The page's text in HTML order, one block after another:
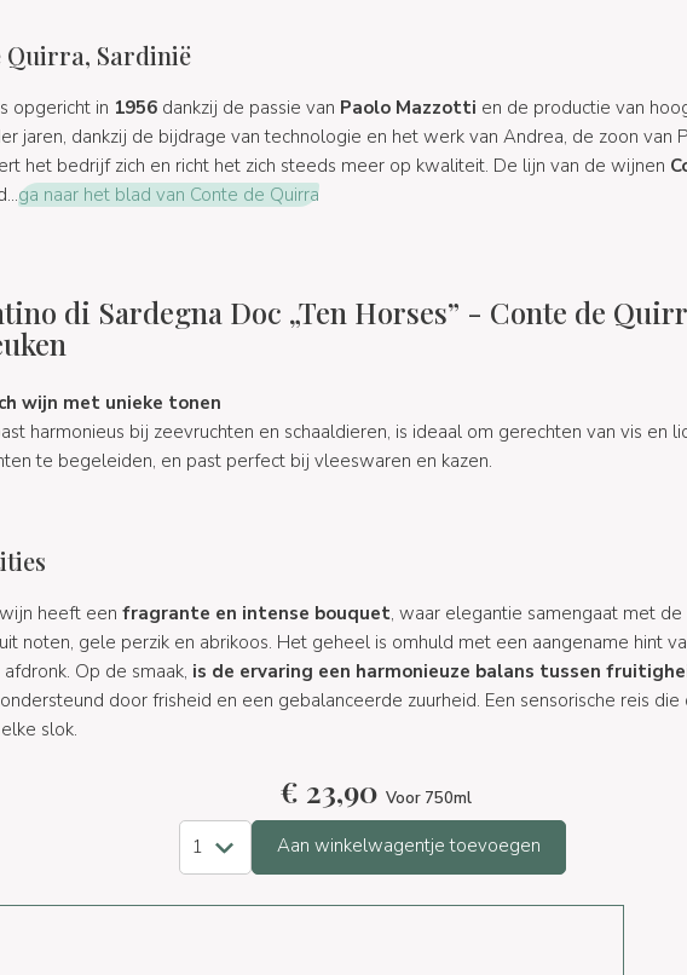
Quirra, Sardinië
opgericht in 1956dankzij de passie van Paolo Mazzotti en de productie van
jaren, dankzij de bijdrage van technologie en het werk van Andrea, de zoon van
het bedrijf zich en richt het zich steeds meer op kwaliteit. De lijn van de wijnen
ga naar het blad van Conte de Quirra
di Sardegna Doc „Ten Horses” - Conte de
wijn met unieke tonen
harmonieus bij zeevruchten en schaaldieren, is ideaal om gerechten van vis en
te begeleiden, en past perfect bij vleeswaren en kazen.
heeft een fragrante en intense bouquet, waar elegantie samengaat met de
noten, gele perzik en abrikoos. Het geheel is omhuld met een aangename hint
Op de smaak, is de ervaring een harmonieuze balans tussen
door frisheid en een gebalanceerde zuurheid. Een sensorische reis
slok.
€ 23,90 Voor 750ml
Aan winkelwagentje toevoegen